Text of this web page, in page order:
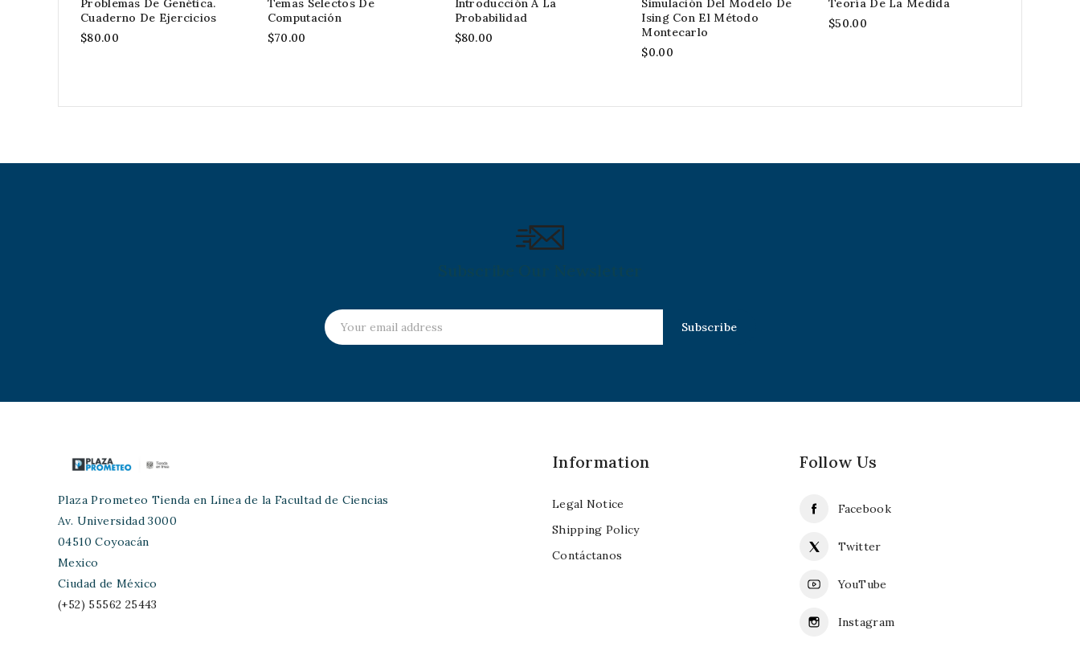
Problemas De Genética.
Cuaderno De Ejercicios
$80.00
Temas Selectos De
Computación
$70.00
Introducción A La
Probabilidad
$80.00
Simulación Del Modelo De
Ising Con El Método
Montecarlo
$0.00
Teoría De La Medida
$50.00
Plaza Prometeo Tienda en Línea de la Facultad de Ciencias
Av. Universidad 3000
04510 Coyoacán
Mexico
Ciudad de México
(+52) 55562 25443
Information
Legal Notice
Shipping Policy
Contáctanos
Follow Us
Facebook
Twitter
YouTube
Instagram